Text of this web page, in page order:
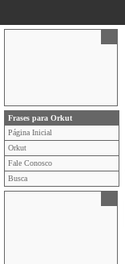
Frases para Orkut
Página Inicial
Orkut
Fale Conosco
Busca